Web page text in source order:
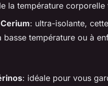
la température
: ultra-isolante,
basse température ou à
: idéale pour vous